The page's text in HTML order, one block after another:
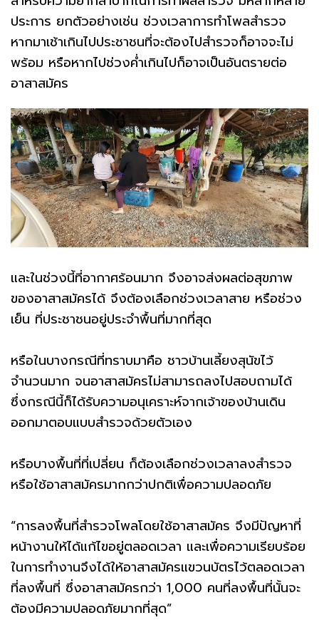
ประการ ยกตัวอย่างเช่น ช่วงเวลาการทำโพลสำรวจ
หากมาเช้าเกินไปประชาชนที่จะต้องไปสำรวจก็อาจจะไม่
พร้อม หรือหากไปช่วงค่ำเกินไปก็อาจเป็นอันตรายต่อ
อาสาสมัคร
และในช่วงนี้ที่อากาศร้อนมาก จึงอาจส่งผลต่อสุขภาพ
ของอาสาสมัครได้ จึงต้องเลือกช่วงเวลาสาย หรือช่วง
เย็น ที่ประชาชนอยู่ประจำพื้นที่มากที่สุด
หรือในบางกรณีที่ทราบมาคือ ชาวบ้านเลี้ยงสุนัขไว้
จำนวนมาก จนอาสาสมัครไม่สามารถลงไปสอบถามได้
ซึ่งกรณีนี้ก็ได้รับความอนุเคราะห์จากเจ้าของบ้านเดิน
ออกมาตอบแบบสำรวจด้วยตัวเอง
หรือบางพื้นที่ที่เปลี่ยน ก็ต้องเลือกช่วงเวลาลงสำรวจ
หรือใช้อาสาสมัครมากกว่าปกติเพื่อความปลอดภัย
“การลงพื้นที่สำรวจโพลโดยใช้อาสาสมัคร จึงมีปัญหาที่
หน้างานให้ได้แก้ไขอยู่ตลอดเวลา และเพื่อความเรียบร้อย
ในการทำงานจึงได้ให้อาสาสมัครแขวนบัตรไว้ตลอดเวลา
ที่ลงพื้นที่ ซึ่งอาสาสมัครกว่า 1,000 คนที่ลงพื้นที่นั้นจะ
ต้องมีความปลอดภัยมากที่สุด”